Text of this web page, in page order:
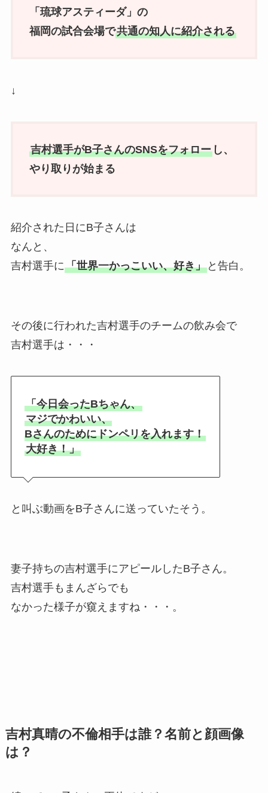
「琉球アスティーダ」の
福岡の試合会場で共通の知人に紹介される
↓
吉村選手がB子さんのSNSをフォローし、
やり取りが始まる
紹介された日にB子さんは
なんと、
吉村選手に「世界一かっこいい、好き」と告白。
その後に行われた吉村選手のチームの飲み会で
吉村選手は・・・
「今日会ったBちゃん、
マジでかわいい、
Bさんのためにドンペリを入れます！
大好き！」
と叫ぶ動画をB子さんに送っていたそう。
妻子持ちの吉村選手にアピールしたB子さん。
吉村選手もまんざらでも
なかった様子が窺えますね・・・。
吉村真晴の不倫相手は誰？名前と顔画像
は？